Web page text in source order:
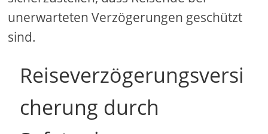
unerwarteten Verzögerungen geschützt
sind.
Reiseverzögerungsversi
cherung durch